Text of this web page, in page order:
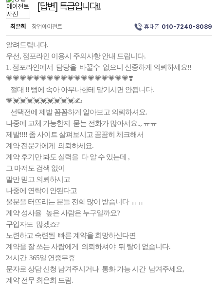
[답변] 특급입니다!!
최은희 창업에이전트 휴대폰 010-7240-8089
알려드립니다.
우선, 점포라인 이용시 주의사항 안내 드립니다.
1. 점포라인에서 담당을 바꿀수 없으니 신중하게 의뢰하세요!!
💗💗💗💗💗💗💗💗💗💗💗💗💗💗💗💗💗💗❣️
절대 !! 뻥에 속아 아무나한테 맡기시면 안됩니다.
💗💓💓💓💓💓💓💓💓💓✍️
선택전에 제발 꼼꼼하게 알아보고 의뢰하셔요.
나중에 교체 가능한지 묻는 전화가 많아서요.., ㅠㅠ
제발!!!! 좀 사이트 살펴보시고 꼼꼼히 체크해서
계약 전문가에게 의뢰하세요.
계약 후기만 봐도 실력을 다 알 수 있는데 ,
그 마저도 검색 없이
말만 믿고 의뢰하시고
나중에 연락이 안된다고
울분을 터뜨리는 분들 전화 많이 받습니다 ㅠㅠ
계약 성사율 높은 사람은 누구일까요?
구입자도 많겠죠?
노련하고 숙련된 빠른 계약을 희망하신다면
계약을 잘 쓰는 사람에게 의뢰하셔야 뒤 탈이 없습니다.
24시간 365일 연중무휴
문자로 상담 신청 남겨주시거나 통화 가능 시간 남겨주세요,
계약 전무 최은희 드림.